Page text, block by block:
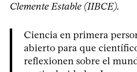
Clemente Estable (IIBCE).
Ciencia en primera
abierto para que
reflexionen sobre el